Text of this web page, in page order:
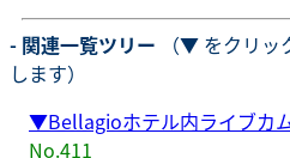
- 関連一覧ツリー （▼ をクリッ
します）
▼Bellagioホテル内ライブカ
No.411